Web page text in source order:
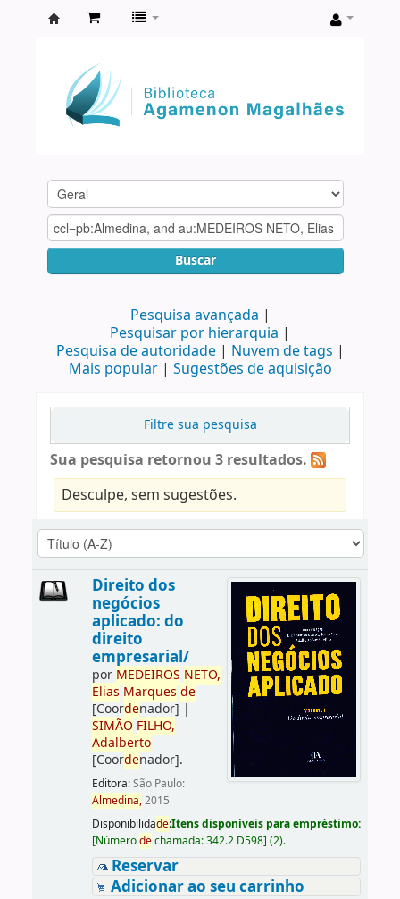
Agamenon
Magalhães
Buscar
Pesquisa avançada
Pesquisar por hierarquia
Pesquisa de autoridade
Nuvem de tags
Mais popular
Sugestões de aquisição
Filtre sua pesquisa
Sua pesquisa retornou 3 resultados.
Desculpe, sem sugestões.
Direito dos
negócios
aplicado: do
direito
empresarial/
por MEDEIROS NETO,
Elias Marques de
[Coordenador] |
SIMÃO FILHO,
Adalberto
[Coordenador].
Editora:São Paulo:
Almedina,2015
Disponibilidade:Itens disponíveis para empréstimo:
[Númerodechamada:342.2 D598] (2).
Reservar
Adicionar ao seu carrinho